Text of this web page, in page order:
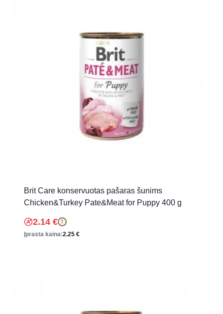
Brit Care konservuotas pašaras šunims
Chicken&Turkey Pate&Meat for Puppy 400 g
2.14 € !
Įprasta kaina:2.25 €